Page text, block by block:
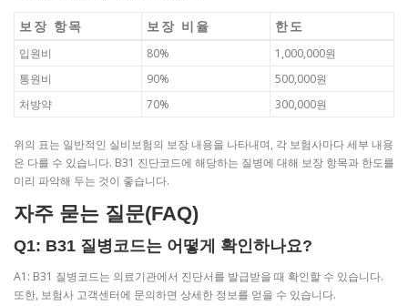
보장 항목 보장 비율 한도
입원비 80%
1,000,000원
통원비
90%
500,000원
처방약
70% 300,000원
위의 표는 일반적인 실비보험의 보장 내용을 나타내며, 각 보험사마다 세부 내용
은 다를 수 있습니다. B31 진단코드에 해당하는 질병에 대해 보장 항목과 한도를
미리 파악해 두는 것이 좋습니다.
자주 묻는 질문(FAQ)
Q1: B31 질병코드는 어떻게 확인하나요?
A1: B31 질병코드는 의료기관에서 진단서를 발급받을 때 확인할 수 있습니다.
또한, 보험사 고객센터에 문의하면 상세한 정보를 얻을 수 있습니다.